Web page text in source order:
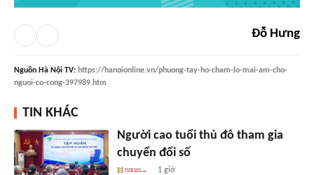
Đỗ Hưng
Nguồn Hà Nội TV: https://hanoionline.vn/phuong-tay-ho-cham-lo-mai-am-cho-
nguoi-co-cong-397989.htm
TIN KHÁC
Người cao tuổi thủ đô tham gia
chuyển đổi số
1 giờ